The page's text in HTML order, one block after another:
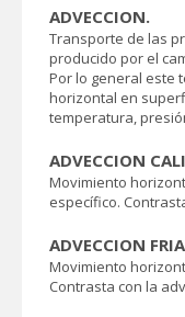
ADVECCION.
Transporte de las
producido por el
Por lo general este
horizontal en
temperatura,
ADVECCION
Movimiento
específico.
ADVECCION
Movimiento
Contrasta con la